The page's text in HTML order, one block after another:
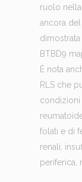
ruolo
ancora del
dimostrata
BTBD9
È nota
RLS che
condizioni
folati e di
renali,
periferica,